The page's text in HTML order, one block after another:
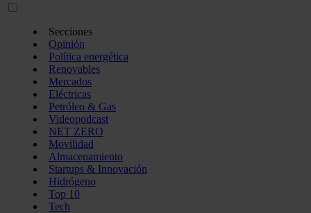
Secciones
Opinión
Política energética
Renovables
Mercados
Eléctricas
Petróleo & Gas
Videopodcast
NET ZERO
Movilidad
Almacenamiento
Startups & Innovación
Hidrógeno
Top 10
Tech